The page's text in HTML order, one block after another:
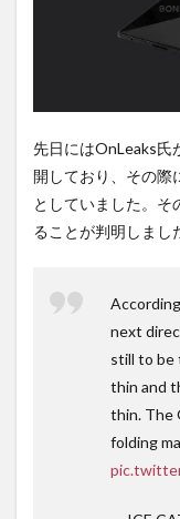
おす
す
め！
先日にはOnLeaks氏
開しており、その際
としていました。そ
ることが判明しまし
next
still to be
thin and
thin. The
folding